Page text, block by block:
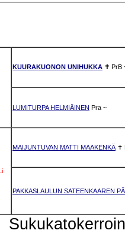
KUURAKUONON UNIHUKKA ✝ PrB
LUMITURPA HELMIÄINEN Pra ~
MAIJUNTUVAN MATTI MAAKENKÄ ✝
PAKKASLAULUN SATEENKAAREN